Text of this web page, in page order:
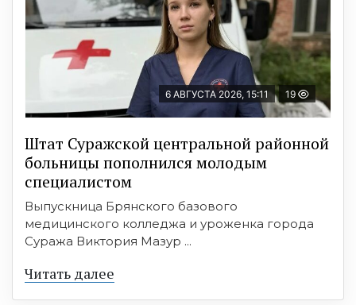
6 АВГУСТА 2026, 15:11 19
Штат Суражской центральной районной
больницы пополнился молодым
специалистом
Выпускница Брянского базового
медицинского колледжа и уроженка города
Суража Виктория Мазур ...
Читать далее